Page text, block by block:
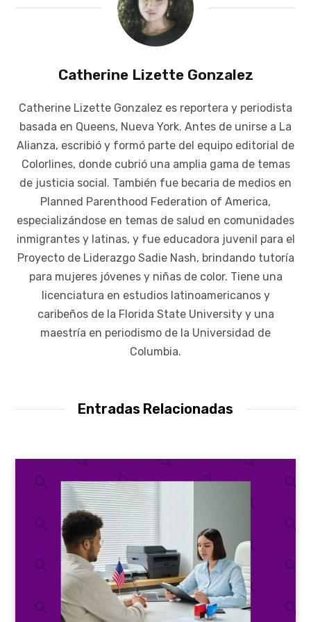
Catherine Lizette Gonzalez
Catherine Lizette Gonzalez es reportera y periodista
basada en Queens, Nueva York. Antes de unirse a La
Alianza, escribió y formó parte del equipo editorial de
Colorlines, donde cubrió una amplia gama de temas
de justicia social. También fue becaria de medios en
Planned Parenthood Federation of America,
especializándose en temas de salud en comunidades
inmigrantes y latinas, y fue educadora juvenil para el
Proyecto de Liderazgo Sadie Nash, brindando tutoría
para mujeres jóvenes y niñas de color. Tiene una
licenciatura en estudios latinoamericanos y
caribeños de la Florida State University y una
maestría en periodismo de la Universidad de
Columbia.
Entradas Relacionadas